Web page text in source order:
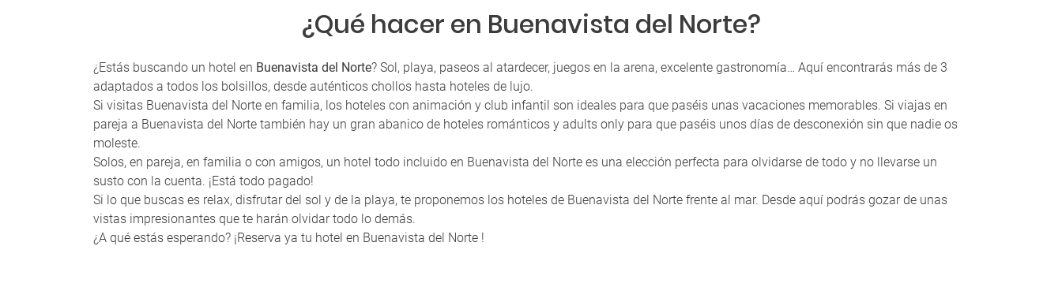
¿Qué hacer en Buenavista del Norte?
¿Estás buscando un hotel en Buenavista del Norte? Sol, playa, paseos al atardecer, juegos en la arena, excelente gastronomía… Aquí encontrarás más de 3
adaptados a todos los bolsillos, desde auténticos chollos hasta hoteles de lujo.
Si visitas Buenavista del Norte en familia, los hoteles con animación y club infantil son ideales para que paséis unas vacaciones memorables. Si viajas en
pareja a Buenavista del Norte también hay un gran abanico de hoteles románticos y adults only para que paséis unos días de desconexión sin que nadie os
moleste.
Solos, en pareja, en familia o con amigos, un hotel todo incluido en Buenavista del Norte es una elección perfecta para olvidarse de todo y no llevarse un
susto con la cuenta. ¡Está todo pagado!
Si lo que buscas es relax, disfrutar del sol y de la playa, te proponemos los hoteles de Buenavista del Norte frente al mar. Desde aquí podrás gozar de unas
vistas impresionantes que te harán olvidar todo lo demás.
¿A qué estás esperando? ¡Reserva ya tu hotel en Buenavista del Norte !